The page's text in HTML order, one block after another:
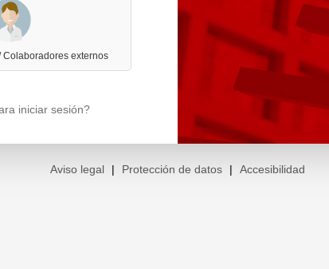
Colaboradores externos
iniciar sesión?
Aviso legal | Protección de datos | Accesibilidad